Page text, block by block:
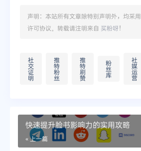
声明：本站所有文章除特别声明外，均采用
许可协议。转载请注明来自 买粉呀！
社
交
证
明
推
特
粉
丝
推
特
刷
赞
粉
丝
库
社
媒
运
营
快速提升脸书影响力的实用攻略
« 上一篇